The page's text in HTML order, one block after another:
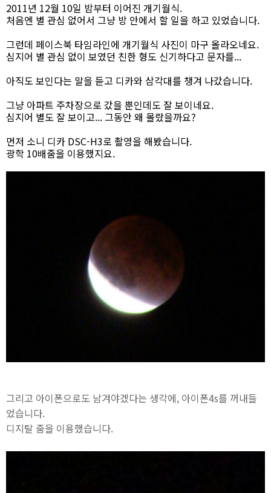
2011년 12월 10일 밤부터 이어진 개기월식.
처음엔 별 관심 없어서 그냥 방 안에서 할 일을 하고 있었습니다.
그런데 페이스북 타임라인에 개기월식 사진이 마구 올라오네요.
심지어 별 관심 없이 보였던 친한 형도 신기하다고 문자를...
아직도 보인다는 말을 듣고 디카와 삼각대를 챙겨 나갔습니다.
그냥 아파트 주차장으로 갔을 뿐인데도 잘 보이네요.
심지어 별도 잘 보이고... 그동안 왜 몰랐을까요?
먼저 소니 디카 DSC-H3로 촬영을 해봤습니다.
광학 10배줌을 이용했지요.
그리고 아이폰으로도 남겨야겠다는 생각에, 아이폰4s를 꺼내들
었습니다.
디지탈 줌을 이용했습니다.